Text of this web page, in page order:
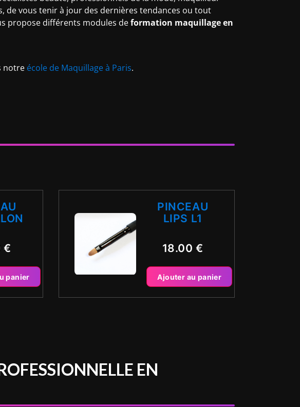
de vous tenir à jour des dernières tendances ou tout
propose différents modules deformation maquillage en
notre école de Maquillage à Paris.
€
panier
PINCEAU
LIPS L1
18.00€
Ajouter au panier
EN